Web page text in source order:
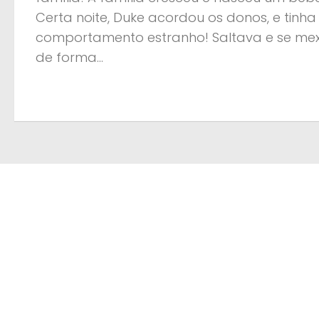
Certa noite, Duke acordou os donos, e
comportamento estranho! Saltava e se
de forma...